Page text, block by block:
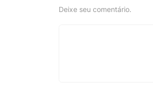
Deixe seu comentário.